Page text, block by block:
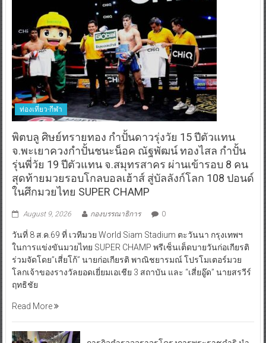
ท่องเที่ยว-กีฬา
พิตบลู ศิษย์ทรายทอง กำปั้นดาวรุ่งวัย 15 ปีตัวแทน
จ.พะเยาควงกำปั้นชนะน็อค ณัฐพัฒน์ ทองไสล กำปั้น
รุ่นพี่วัย 19 ปีตัวแทน จ.สมุทรสาคร ผ่านเข้ารอบ 8 คน
สุดท้ายมวยรอบโกลบอลเฮ้าส์ สู่บัลลังก์โลก 108 ปอนด์
ในศึกมวยไทย SUPER CHAMP
August 9, 2026 กองบรรณาธิการ 0
วันที่ 8 ส.ค.69 ที่ เวทีมวย World Siam Stadium ตะวันนา กรุงเทพฯ
ในการแข่งขันมวยไทย SUPER CHAMP พรีเซ็นเต็ดบายวันก่อเกียรติ
ร่วมจัดโดย”เสี่ยโก้” นายก่อเกียรติ พาณิชยารมณ์ โปรโมเตอร์มวย
โลกเจ้าของรางวัลยอดเยี่ยมเอเชีย 3 สถาบัน และ “เสี่ยอู๊ด” นายสรวีร์
ฤทธิชัย
Read More